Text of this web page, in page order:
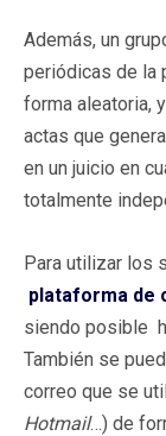
Además, un
periódicas de la
forma aleatoria,
actas que
en un juicio en
totalmente
Para utilizar los
plataforma de
siendo posible
También se
correo que se
Hotmail…) de